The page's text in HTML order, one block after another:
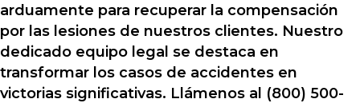
arduamente para recuperar la compensación
por las lesiones de nuestros clientes. Nuestro
dedicado equipo legal se destaca en
transformar los casos de accidentes en
victorias significativas. Llámenos al (800) 500-